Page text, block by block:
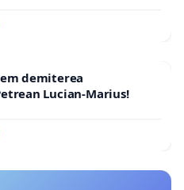
demiterea
Lucian-Marius!